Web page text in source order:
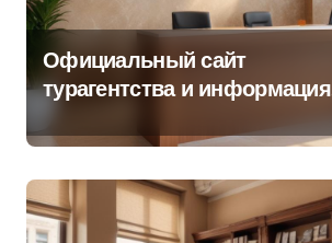
Официальный сайт
турагентства и информация